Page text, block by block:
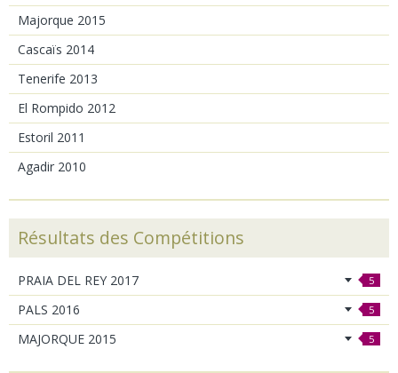
Majorque 2015
Cascaïs 2014
Tenerife 2013
El Rompido 2012
Estoril 2011
Agadir 2010
Résultats des Compétitions
PRAIA DEL REY 2017 5
PALS 2016 5
MAJORQUE 2015 5